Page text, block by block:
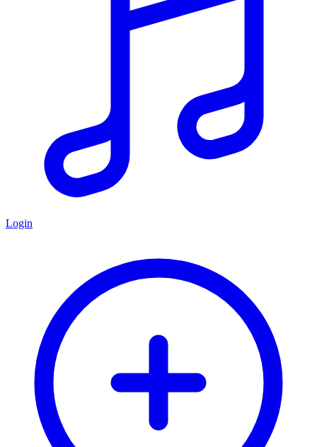
Login